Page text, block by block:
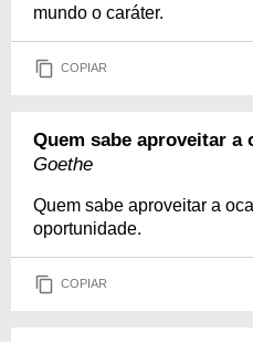
mundo o caráter.
COPIAR
Quem sabe aproveitar a
Goethe
Quem sabe aproveitar a
oportunidade.
COPIAR